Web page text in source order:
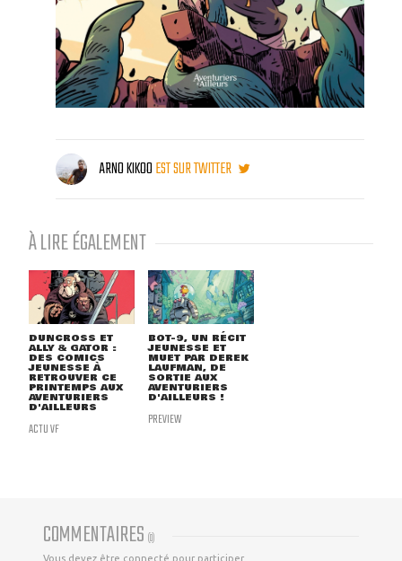
ARNO KIKOOEST SUR TWITTER
À LIRE ÉGALEMENT
DUNCROSS ET
ALLY & GATOR :
DES COMICS
JEUNESSE À
RETROUVER CE
PRINTEMPS AUX
AVENTURIERS
D'AILLEURS
ACTU VF
BOT-9, UN RÉCIT
JEUNESSE ET
MUET PAR DEREK
LAUFMAN, DE
SORTIE AUX
AVENTURIERS
D'AILLEURS !
PREVIEW
COMMENTAIRES (0)
Vous devez être connecté pour participer